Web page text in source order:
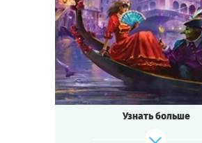
Время игры 2-3 ч.
Тематика Интриги
Тип квеста Квестория
Кто не слышал о знаменитом
Венецианском бале?
Ночь расцвечена фейерверками,
Узнать больше